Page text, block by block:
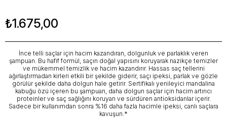
₺1.675,00
İnce telli saçlar için hacim kazandıran, dolgunluk ve parlaklık veren
şampuan. Bu hafif formül, saçın doğal yapısını koruyarak nazikçe temizler
ve mükemmel temizlik ve hacim kazandırır. Hassas saç tellerini
ağırlaştırmadan kirleri etkili bir şekilde giderir, saçı ipeksi, parlak ve gözle
görülür şekilde daha dolgun hale getirir. Sertifikalı yenileyici mandalina
kabuğu özü içeren bu şampuan, daha dolgun saçlar için hacim artırıcı
proteinler ve saç sağlığını koruyan ve sürdüren antioksidanlar içerir.
Sadece bir kullanımdan sonra %16 daha fazla hacimle ipeksi, canlı saçlara
kavuşun.*